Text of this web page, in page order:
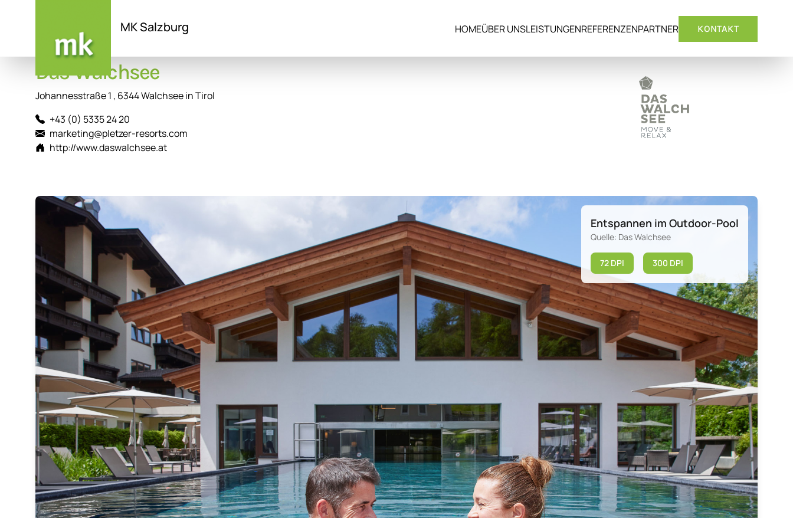
MK Salzburg HOMEÜBER UNSLEISTUNGENREFERENZENPARTNER KONTAKT
Das Walchsee
Johannesstraße 1 , 6344 Walchsee in Tirol
+43 (0) 5335 24 20
marketing@pletzer-resorts.com
http://www.daswalchsee.at
Entspannen im Outdoor-Pool
Quelle: Das Walchsee
72 DPI 300 DPI